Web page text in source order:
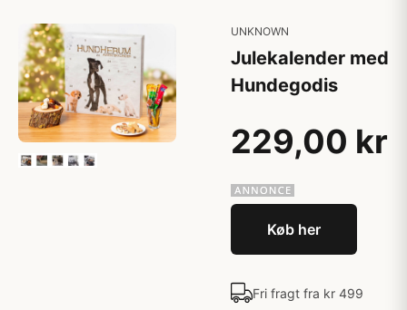
UNKNOWN
Julekalender med
Hundegodis
229,00 kr
Køb her
Fri fragt fra kr 499